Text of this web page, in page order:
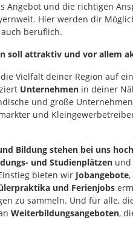
Angebot und die richtigen
Hier werden dir
beruflich.
soll attraktiv und vor allem
Vielfalt deiner Region auf
Unternehmen in deiner
und große
und
Bildung stehen bei uns
und Studienplätzen
bieten wir Jobangebote
und Ferienjobs
zu sammeln. Und für alle,
Weiterbildungsangeboten,